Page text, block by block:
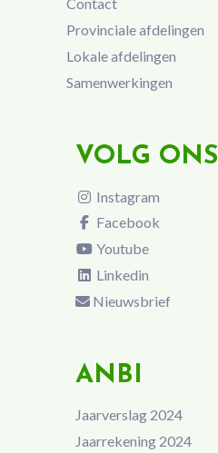
Provinciale afdelingen
Lokale afdelingen
Samenwerkingen
VOLG ONS
Instagram
Facebook
Youtube
Linkedin
Nieuwsbrief
ANBI
Jaarverslag 2024
Jaarrekening 2024